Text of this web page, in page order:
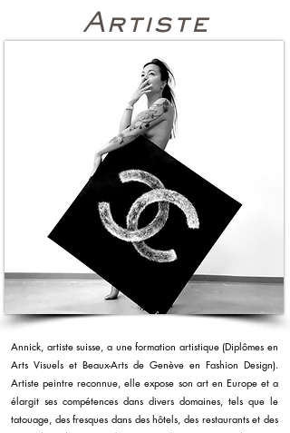
Artiste
Annick, artiste suisse, a une formation artistique (Diplômes en
Arts Visuels et Beaux-Arts de Genève en Fashion Design).
Artiste peintre reconnue, elle expose son art en Europe et a
élargit ses compétences dans divers domaines, tels que le
tatouage, des fresques dans des hôtels, des restaurants et des